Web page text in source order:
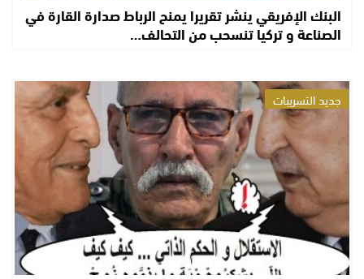
البنك الإفريقي ينشر تقريرا يمنح الرباط صدارة القارة في
الصناعة و تركيا تنسحب من التحالف…
جديد التسريبات